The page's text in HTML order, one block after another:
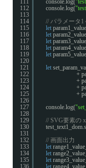
111
112
113
114
115
116
117
118
119
120
121
122
123
124
125
126
127
128
129
130
131
132
133
134
135
136
console.log(
console.log(
// パラメータ
let
let
let
let
let
let
+
+
+
+
console.log(
// SVG要素の
// 画面出力
let
let
let
let